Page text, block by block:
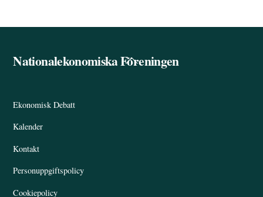
Back
Nationalekonomiska Föreningen
Ekonomisk Debatt
Kalender
Kontakt
Personuppgiftspolicy
Cookiepolicy